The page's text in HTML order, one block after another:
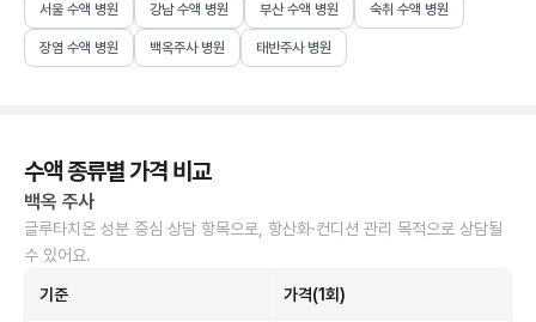
서울 수액 병원 강남 수액 병원 부산 수액 병원 숙취 수액 병원
장염 수액 병원 백옥주사 병원 태반주사 병원
수액 종류별 가격 비교
백옥 주사
글루타치온 성분 중심 상담 항목으로, 항산화·컨디션 관리 목적으로 상담될
수 있어요.
기준 가격(1회)